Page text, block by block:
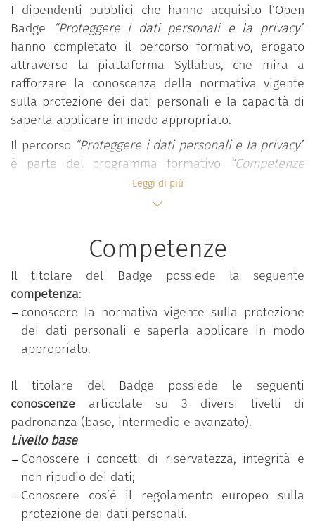
I dipendenti pubblici che hanno acquisito l‘Open
Badge “Proteggere i dati personali e la privacy”
hanno completato il percorso formativo, erogato
attraverso la piattaforma Syllabus, che mira a
rafforzare la conoscenza della normativa vigente
sulla protezione dei dati personali e la capacità di
saperla applicare in modo appropriato.
Il percorso “Proteggere i dati personali e la privacy”
è parte del programma formativo “Competenze
, che mira a rafforzare le
competenze digitali comuni a tutti i dipendenti
complessiva al cambiamento e all’innovazione nella
pubblica amministrazione. Il programma è messo a
disposizione gratuitamente dal Dipartimento della
funzione pubblica della Presidenza del Consiglio dei
ministri.
Il programma si basa sulSyllabus “Competenze
digitali per la PA”
competenza, a sua volta, si articola in un numero
variabile di conoscenze/abilità raggruppate
secondo tre livelli di padronanza (base, intermedio
e avanzato).
“Proteggere i dati personali e la privacy”è una
delle 11 competenze previste nel programma
“Competenze digitali per la PA”
Leggi di più
Competenze
Il titolare del Badge possiede la seguente
competenza:
conoscere la normativa vigente sulla protezione
dei dati personali e saperla applicare in modo
appropriato.
Il titolare del Badge possiede le seguenti
conoscenze articolate su 3 diversi livelli di
padronanza (base, intermedio e avanzato).
Livello base
Conoscere i concetti di riservatezza, integrità e
non ripudio dei dati;
Conoscere cos’è il regolamento europeo sulla
protezione dei dati personali.